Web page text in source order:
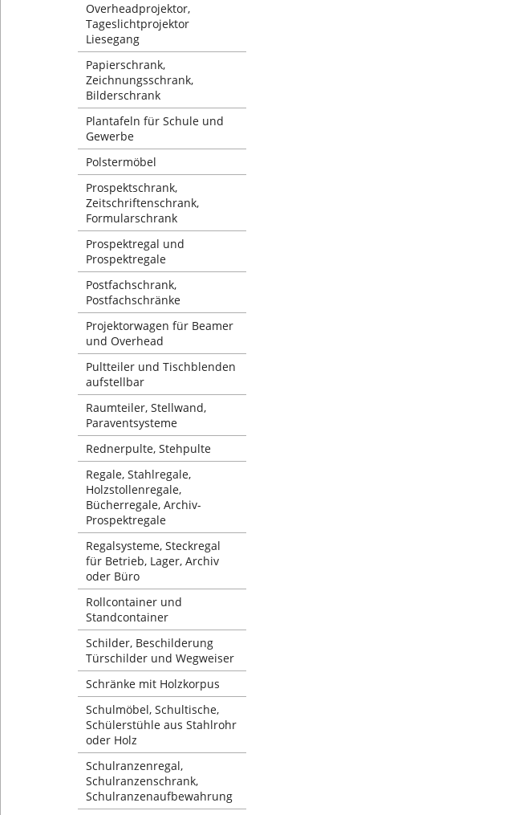
Overheadprojektor,
Tageslichtprojektor
Liesegang
Papierschrank,
Zeichnungsschrank,
Bilderschrank
Plantafeln für Schule und
Gewerbe
Polstermöbel
Prospektschrank,
Zeitschriftenschrank,
Formularschrank
Prospektregal und
Prospektregale
Postfachschrank,
Postfachschränke
Projektorwagen für Beamer
und Overhead
Pultteiler und Tischblenden
aufstellbar
Raumteiler, Stellwand,
Paraventsysteme
Rednerpulte, Stehpulte
Regale, Stahlregale,
Holzstollenregale,
Bücherregale, Archiv-
Prospektregale
Regalsysteme, Steckregal
für Betrieb, Lager, Archiv
oder Büro
Rollcontainer und
Standcontainer
Schilder, Beschilderung
Türschilder und Wegweiser
Schränke mit Holzkorpus
Schulmöbel, Schultische,
Schülerstühle aus Stahlrohr
oder Holz
Schulranzenregal,
Schulranzenschrank,
Schulranzenaufbewahrung